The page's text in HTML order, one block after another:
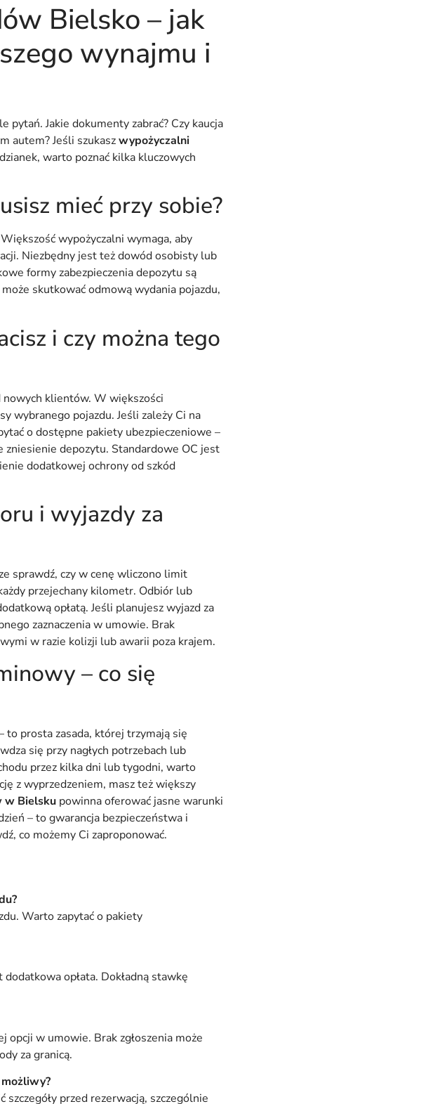
Bielsko – jak
wynajmu i
Jakie dokumenty zabrać? Czy kaucja
autem? Jeśli szukaszwypożyczalni
warto poznać kilka kluczowych
mieć przy sobie?
wypożyczalni wymaga, aby
Niezbędny jest też dowód osobisty lub
formy zabezpieczenia depozytu są
skutkować odmową wydania pojazdu,
i czy można tego
klientów. W większości
wybranego pojazdu. Jeśli zależy Ci na
o dostępne pakiety ubezpieczeniowe –
zniesienie depozytu. Standardowe OC jest
dodatkowej ochrony od szkód
i wyjazdy za
sprawdź, czy w cenę wliczono limit
przejechany kilometr. Odbiór lub
opłatą. Jeśli planujesz wyjazd za
zaznaczenia w umowie. Brak
w razie kolizji lub awarii poza krajem.
– co się
to prosta zasada, której trzymają się
się przy nagłych potrzebach lub
przez kilka dni lub tygodni, warto
z wyprzedzeniem, masz też większy
w Bielsku powinna oferować jasne warunki
– to gwarancja bezpieczeństwa i
co możemy Ci zaproponować.
Warto zapytać o pakiety
opłata. Dokładną stawkę
opcji w umowie. Brak zgłoszenia może
za granicą.
przed rezerwacją, szczególnie